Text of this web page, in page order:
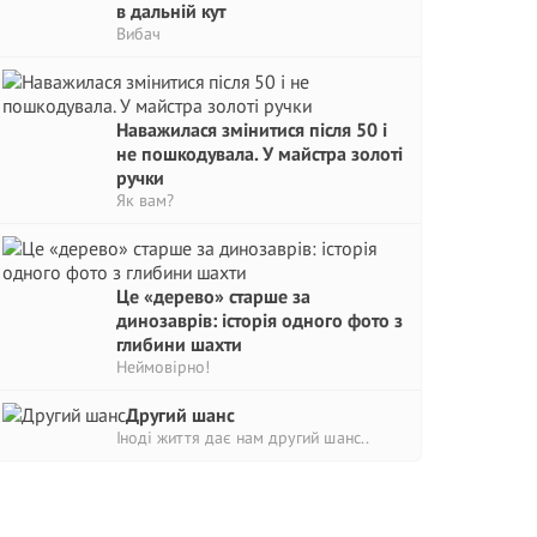
в дальній кут
Вибач
Наважилася змінитися після 50 і
не пошкодувала. У майстра золоті
ручки
Як вам?
Це «дерево» старше за
динозаврів: історія одного фото з
глибини шахти
Неймовірно!
Другий шанс
Іноді життя дає нам другий шанс..